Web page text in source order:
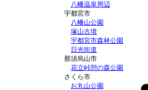
八幡温泉周辺
宇都宮市
八幡山公園
塚山古墳
宇都宮市森林公園
日光街道
那須烏山市
花立峠憩の森公園
さくら市
お丸山公園